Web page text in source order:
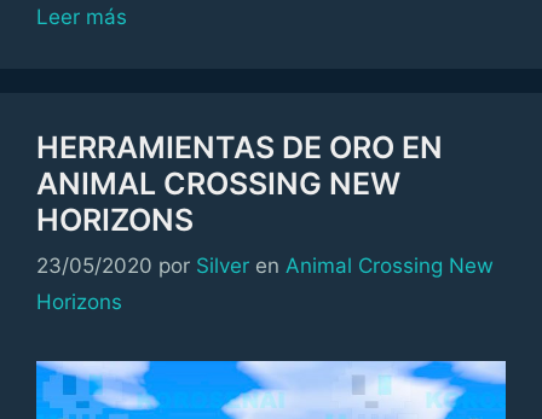
Leer más
HERRAMIENTAS DE ORO EN
ANIMAL CROSSING NEW
HORIZONS
23/05/2020 por Silver en Categorías
Animal Crossing New
Horizons